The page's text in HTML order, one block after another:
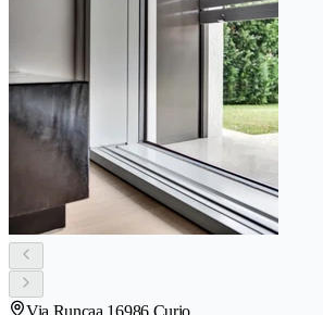
Via Runcaa 16986 Curio